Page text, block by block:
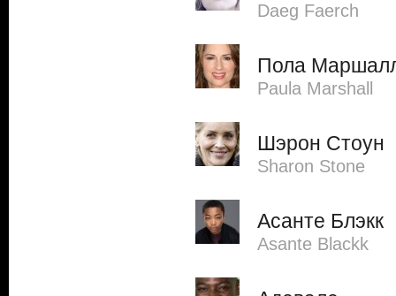
Daeg Faerch
Пола
Paula Marshall
Шэрон Стоун
Sharon Stone
Асанте Блэкк
Asante Blackk